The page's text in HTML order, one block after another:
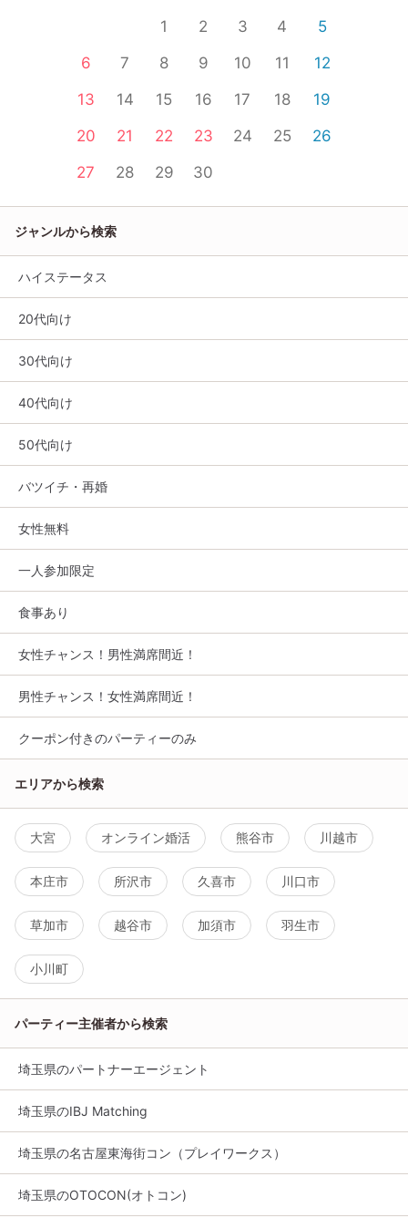
1 2 3 4
5
6
7 8 9 10 11
12
13
14 15 16 17 18
19
20
21 22 23 24 25
26
27
28 29 30
ジャンルから検索
ハイステータス
20代向け
30代向け
40代向け
50代向け
バツイチ・再婚
女性無料
一人参加限定
食事あり
女性チャンス！男性満席間近！
男性チャンス！女性満席間近！
クーポン付きのパーティーのみ
エリアから検索
大宮 オンライン婚活 熊谷市 川越市
本庄市 所沢市 久喜市 川口市
草加市 越谷市 加須市 羽生市
小川町
パーティー主催者から検索
埼玉県のパートナーエージェント
埼玉県のIBJ Matching
埼玉県の名古屋東海街コン（プレイワークス）
埼玉県のOTOCON(オトコン)